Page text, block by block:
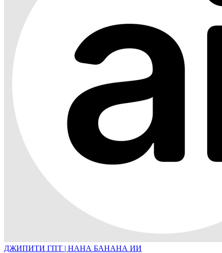
ДЖИПИТИ ГПТ | НАНА БАНАНА ИИ